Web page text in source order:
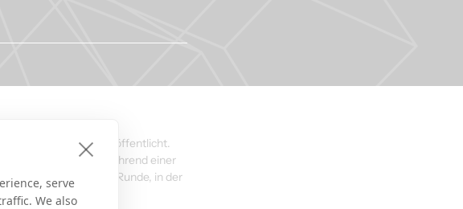
um 8:00 Uhr MEZ veröffentlicht.
um 10:00 Uhr MEZ während einer
Frage-und-Antwort-Runde, in der
serve
We also